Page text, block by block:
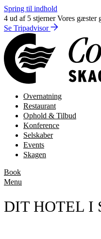
Spring til indhold
4 ud af 5 stjerner Vores gæster
Se Tripadvisor
Overnatning
Restaurant
Ophold & Tilbud
Konference
Selskaber
Events
Skagen
Book
Menu
DIT HOTEL I